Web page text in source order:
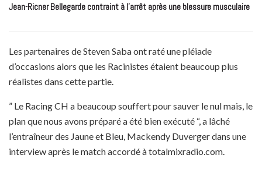
Jean-Ricner Bellegarde contraint à l’arrêt après une blessure musculaire
Les partenaires de Steven Saba ont raté une pléiade
d’occasions alors que les Racinistes étaient beaucoup plus
réalistes dans cette partie.
” Le Racing CH a beaucoup souffert pour sauver le nul mais, le
plan que nous avons préparé a été bien exécuté “, a lâché
l’entraîneur des Jaune et Bleu, Mackendy Duverger dans une
interview après le match accordé à totalmixradio.com.